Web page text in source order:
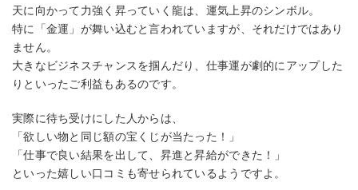
天に向かって力強く昇っていく龍は、運気上昇のシンボル。
特に「金運」が舞い込むと言われていますが、それだけではあり
ません。
大きなビジネスチャンスを掴んだり、仕事運が劇的にアップした
りといったご利益もあるのです。
実際に待ち受けにした人からは、
「欲しい物と同じ額の宝くじが当たった！」
「仕事で良い結果を出して、昇進と昇給ができた！」
といった嬉しい口コミも寄せられているようですよ。